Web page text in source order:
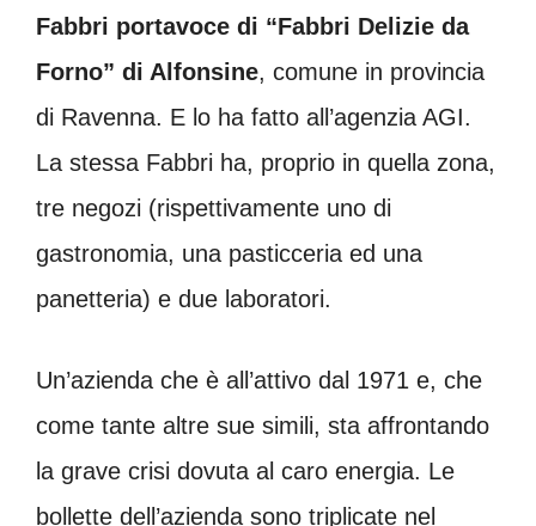
Fabbri portavoce di “Fabbri Delizie da
Forno” di Alfonsine, comune in provincia
di Ravenna. E lo ha fatto all’agenzia AGI.
La stessa Fabbri ha, proprio in quella zona,
tre negozi (rispettivamente uno di
gastronomia, una pasticceria ed una
panetteria) e due laboratori.
Un’azienda che è all’attivo dal 1971 e, che
come tante altre sue simili, sta affrontando
la grave crisi dovuta al caro energia. Le
bollette dell’azienda sono triplicate nel